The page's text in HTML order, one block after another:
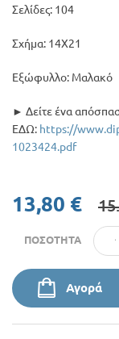
Σελίδες: 104
Σχήμα: 14Χ21
Εξώφυλλο: Μαλακό
► Δείτε ένα
ΕΔΩ: https://
1023424.pdf
13,80 €
ΠΟΣΌΤΗΤΑ
Αγορά